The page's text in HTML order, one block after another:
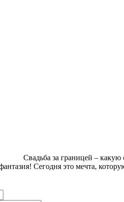
Свадьба за границей – какую
Сегодня это мечта,